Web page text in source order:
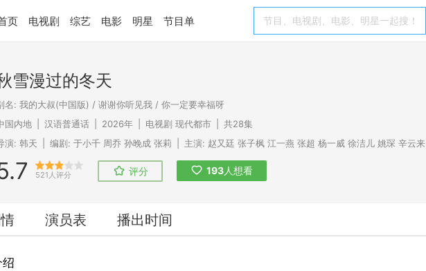
页 电视剧 综艺 电影 明星 节目单
雪漫过的冬天
名: 我的大叔(中国版) / 谢谢你听见我 / 你一定要幸福呀
国内地
汉语普通话 2026年 电视剧 现代都市
共28集
演: 韩天 编剧: 于小千 周乔 孙晚成 张莉 主演: 赵又廷 张子枫 江一燕 张超 杨一威 徐洁儿 姚琛 辛云来
521人评分 评分 193人想看
演员表 播出时间